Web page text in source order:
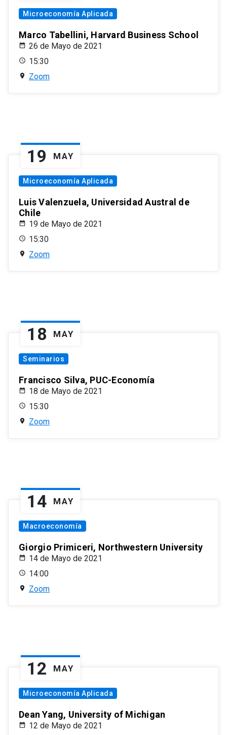
Microeconomía Aplicada
Marco Tabellini, Harvard Business School
26 de Mayo de 2021
15:30
Zoom
19 MAY
Microeconomía Aplicada
Luis Valenzuela, Universidad Austral de
Chile
19 de Mayo de 2021
15:30
Zoom
18 MAY
Seminarios
Francisco Silva, PUC-Economía
18 de Mayo de 2021
15:30
Zoom
14 MAY
Macroeconomía
Giorgio Primiceri, Northwestern University
14 de Mayo de 2021
14:00
Zoom
12 MAY
Microeconomía Aplicada
Dean Yang, University of Michigan
12 de Mayo de 2021